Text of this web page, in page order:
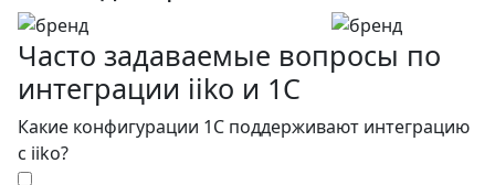
Часто задаваемые вопросы по
интеграции iiko и 1С
Какие конфигурации 1С поддерживают интеграцию
с iiko?